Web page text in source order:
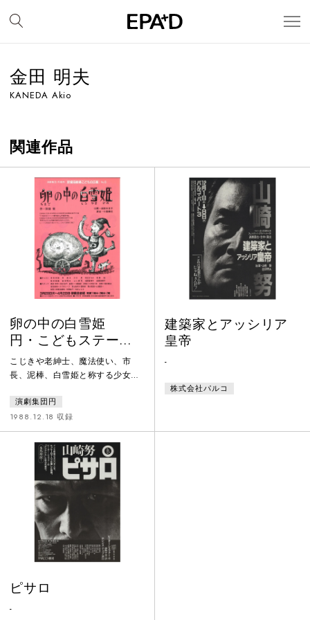
金田 明夫
KANEDA Akio
関連作品
卵の中の白雪姫
円・こどもステージ
№７
こじきや老紳士、魔法使い、市
長、泥棒、白雪姫と称する少女ら
な卵は回ったり光ったりしなが
ら、中に本当の白雪姫がいるので
はないかという夢を与える。本当
の優しさとは何かを問いかけ、大
人にとってはチクンと痛みを覚え
させるような作品。
演劇集団円
1988.12.18 収録
建築家とアッシリア
皇帝
-
株式会社パルコ
ピサロ
-